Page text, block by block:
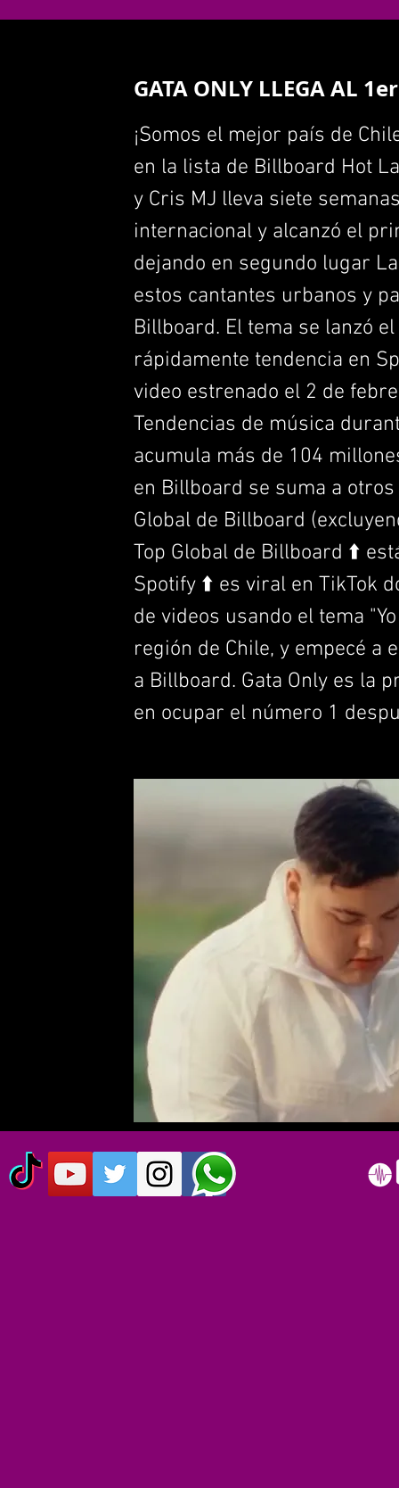
GATA ONLY LLEGA AL
¡Somos el mejor país de
en la lista de Billboard Hot
y Cris MJ lleva siete
internacional y alcanzó el
dejando en segundo lugar
estos cantantes urbanos y
Billboard. El tema se lanzó
rápidamente tendencia en
video estrenado el 2 de
Tendencias de música
acumula más de 104
en Billboard se suma a
Global de Billboard
Top Global de Billboard ⬆️
Spotify ⬆️ es viral en TikTok
de videos usando el tema
región de Chile, y empecé a
a Billboard. Gata Only es la
en ocupar el número 1